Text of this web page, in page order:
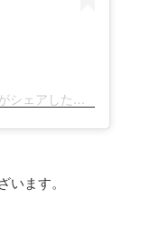
マゴトモデル(@maggothand.models)がシェアした投稿
います。